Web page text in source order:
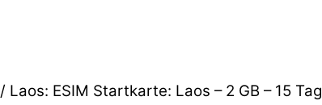
/ Laos: ESIM Startkarte: Laos – 2 GB – 15